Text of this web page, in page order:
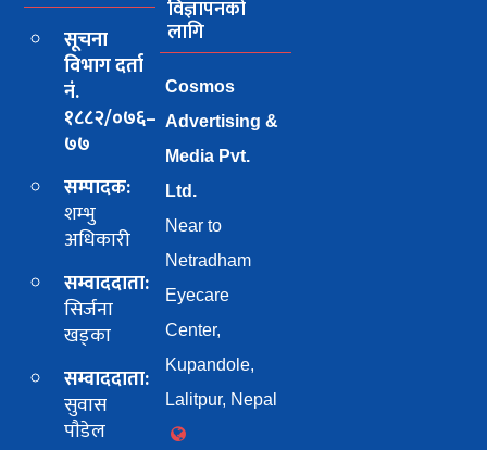
सूचना
विभाग दर्ता
नं.
१८८२/०७६–
७७
सम्पादक:
शम्भु
अधिकारी
सम्वाददाता:
सिर्जना
खड्का
सम्वाददाता:
सुवास
पाैडेल
विज्ञापनको
लागि
Cosmos
Advertising &
Media Pvt.
Ltd.
Near to
Netradham
Eyecare
Center,
Kupandole,
Lalitpur, Nepal